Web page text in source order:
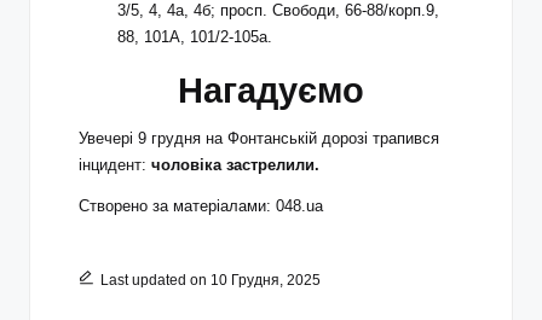
3/5, 4, 4а, 4б; просп. Свободи, 66-88/корп.9,
88, 101А, 101/2-105а.
Нагадуємо
Увечері 9 грудня на Фонтанській дорозі трапився
інцидент: чоловіка застрелили.
Створено за матеріалами: 048.ua
Last updated on 10 Грудня, 2025